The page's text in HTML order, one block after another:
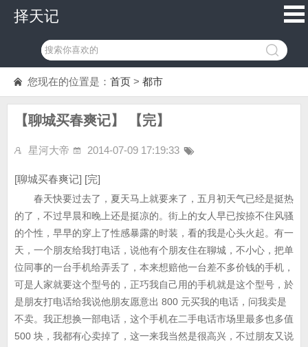
择天记
您现在的位置是： 首页 > 都市
【聊城买春爽记】 【完】
星河大帝 2014-07-09 17:19:33
[聊城买春爽记] [完]
春天快要过去了，夏天马上就要来了，五月初天气已经是挺热
的了，不过早晨和晚上还是挺凉的。街上的女人早已按捺不住风骚
的个性，早早的穿上了性感暴露的时装，看的我是心头火起。有一
天，一个朋友给我打电话，说他有个朋友住在聊城，不小心，把单
位同事的一台手机给弄丢了，本来想赔他一台差不多价钱的手机，
可是人家就要这个型号的，正巧我自己用的手机就是这个型号，於
是朋友打电话给我说他朋友愿意出 800 元买我的电话，问我卖是
不卖。我正想换一部电话，这个手机在二手电话市场里最多也多值
500 块，我都有心卖掉了，这一来我当然是很高兴，不过朋友又说